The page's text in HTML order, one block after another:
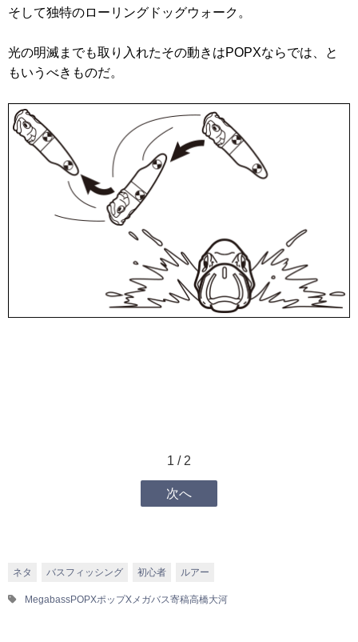
そして独特のローリングドッグウォーク。
光の明滅までも取り入れたその動きはPOPXならでは、と
もいうべきものだ。
1 / 2
次へ
ネタ バスフィッシング 初心者 ルアー
MegabassPOPXポップX メガバス寄稿高橋大河